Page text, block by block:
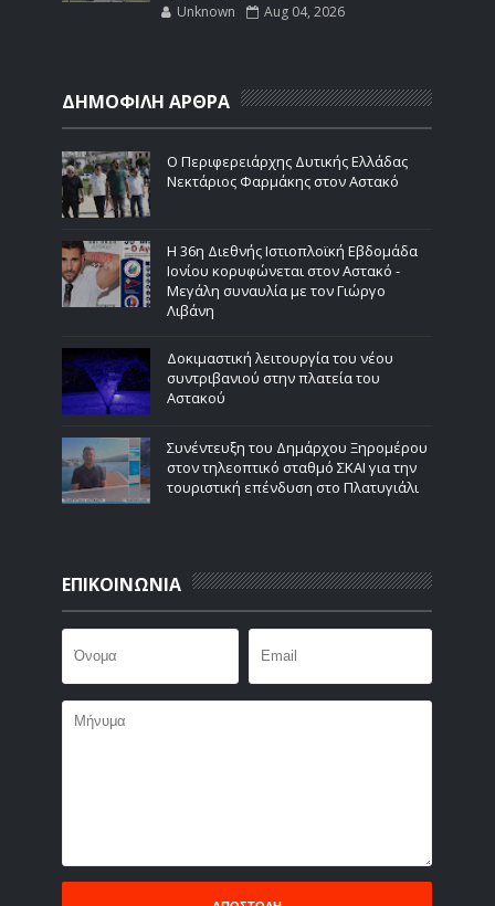
Unknown Aug 04, 2026
ΔΗΜΟΦΙΛΗ ΑΡΘΡΑ
Ο Περιφερειάρχης Δυτικής Ελλάδας
Νεκτάριος Φαρμάκης στον Αστακό
Η 36η Διεθνής Ιστιοπλοϊκή Εβδομάδα
Ιονίου κορυφώνεται στον Αστακό -
Μεγάλη συναυλία με τον Γιώργο
Λιβάνη
Δοκιμαστική λειτουργία του νέου
συντριβανιού στην πλατεία του
Αστακού
Συνέντευξη του Δημάρχου Ξηρομέρου
στον τηλεοπτικό σταθμό ΣΚΑΙ για την
τουριστική επένδυση στο Πλατυγιάλι
ΕΠΙΚΟΙΝΩΝΙΑ